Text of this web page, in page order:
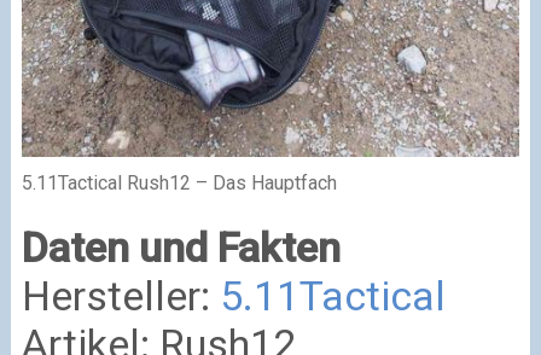
5.11Tactical Rush12 – Das Hauptfach
Daten und Fakten
Hersteller: 5.11Tactical
Artikel: Rush12